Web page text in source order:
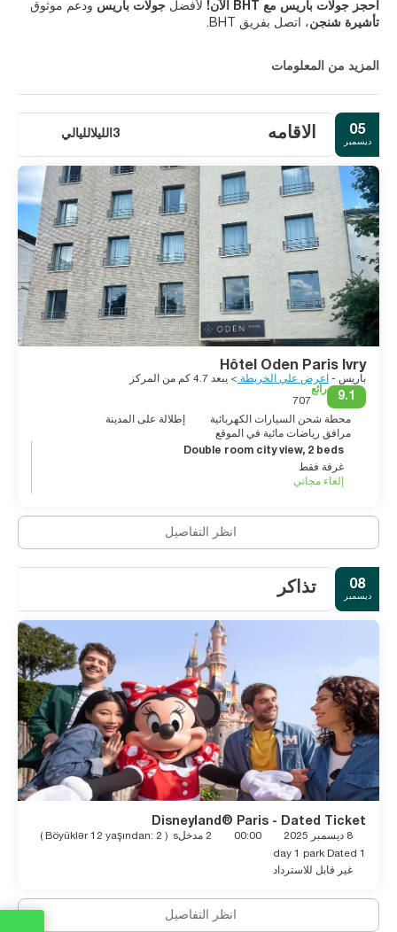
احجز جولات باريس مع BHT الآن! لأفضل جولات باريس ودعم موثوق
تأشيرة شنجن، اتصل بفريق BHT.
المزيد من المعلومات
05
ديسمبر الاقامه 3الليلالليالي
Hôtel Oden Paris Ivry
باريس - اعرض علي الخريطة > يبعد 4.7 كم من المركز
9.1
رائع
707
محطة شحن السيارات الكهربائية
إطلالة على المدينة
مرافق رياضات مائية في الموقع
Double room city view, 2 beds
غرفة فقط
إلغاء مجاني
انظر التفاصيل
08
ديسمبر تذاكر
Disneyland® Paris - Dated Ticket
8 ديسمبر 2025 00:00 2 مدخلs (
Böyüklər 12 yaşından: 2
)
1 day 1 park Dated
غير قابل للاسترداد
انظر التفاصيل